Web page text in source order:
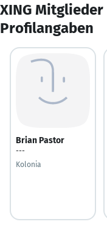
XING
Profilangaben
Brian Pastor
---
Kolonia